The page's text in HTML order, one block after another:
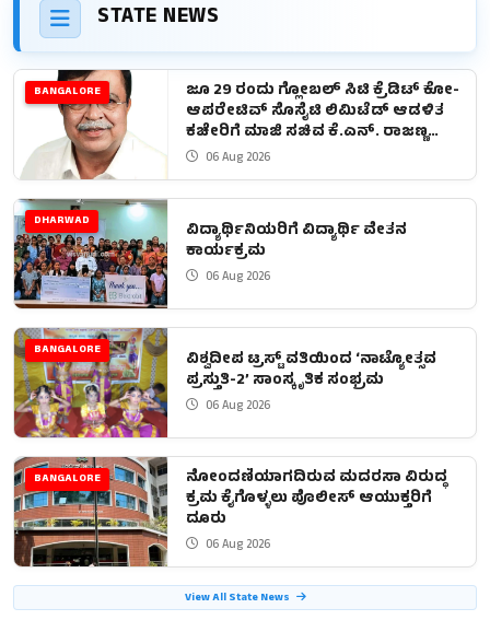
STATE NEWS
BANGALORE
ಜೂ 29 ರಂದು ಗ್ಲೋಬಲ್ ಸಿಟಿ ಕ್ರೆಡಿಟ್ ಕೋ-
ಆಪರೇಟಿವ್ ಸೊಸೈಟಿ ಲಿಮಿಟೆಡ್ ಆಡಳಿತ
ಕಚೇರಿಗೆ ಮಾಜಿ ಸಚಿವ ಕೆ.ಎನ್. ರಾಜಣ್ಣ
ಚಾಲನೆ06 Aug 2026
DHARWAD
ವಿದ್ಯಾರ್ಥಿನಿಯರಿಗೆ ವಿದ್ಯಾರ್ಥಿ ವೇತನ
ಕಾರ್ಯಕ್ರಮ
06 Aug 2026
BANGALORE
ವಿಶ್ವದೀಪ ಟ್ರಸ್ಟ್ ವತಿಯಿಂದ ‘ನಾಟ್ಯೋತ್ಸವ
ಪ್ರಸ್ತುತಿ-2’ ಸಾಂಸ್ಕೃತಿಕ ಸಂಭ್ರಮ
06 Aug 2026
BANGALORE
ನೋಂದಣಿಯಾಗದಿರುವ ಮದರಸಾ ವಿರುದ್ಧ
ಕ್ರಮ ಕೈಗೊಳ್ಳಲು ಪೊಲೀಸ್ ಆಯುಕ್ತರಿಗೆ
ದೂರು
06 Aug 2026
View All State News